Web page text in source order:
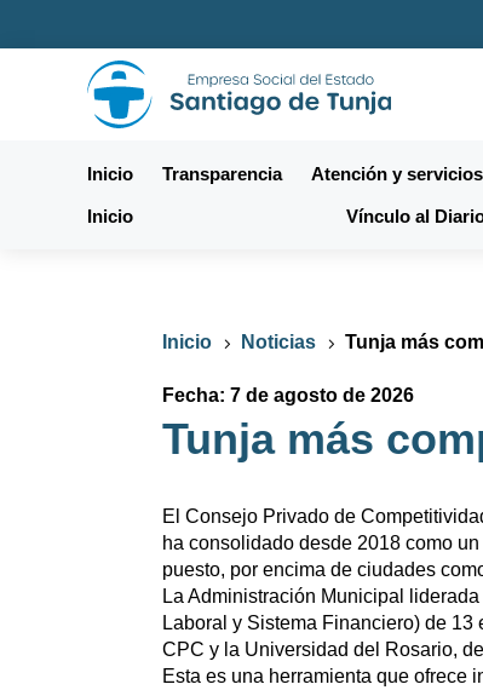
Inicio Transparencia Atención y
Inicio Vínculo al
Inicio 5 Noticias 5 Tunja más
Fecha: 7 de agosto de 2026
Tunja más
El Consejo Privado de
ha consolidado desde 2018 como
puesto, por encima de ciudades
La Administración Municipal
Laboral y Sistema Financiero) de
CPC y la Universidad del Rosario,
Esta es una herramienta que ofrece